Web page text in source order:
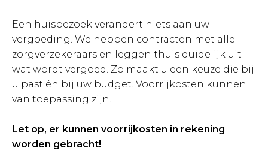
Een huisbezoek verandert niets aan uw
vergoeding. We hebben contracten met alle
zorgverzekeraars en leggen thuis duidelijk uit
wat wordt vergoed. Zo maakt u een keuze die bij
u past én bij uw budget. Voorrijkosten kunnen
van toepassing zijn.
Let op, er kunnen voorrijkosten in rekening
worden gebracht!